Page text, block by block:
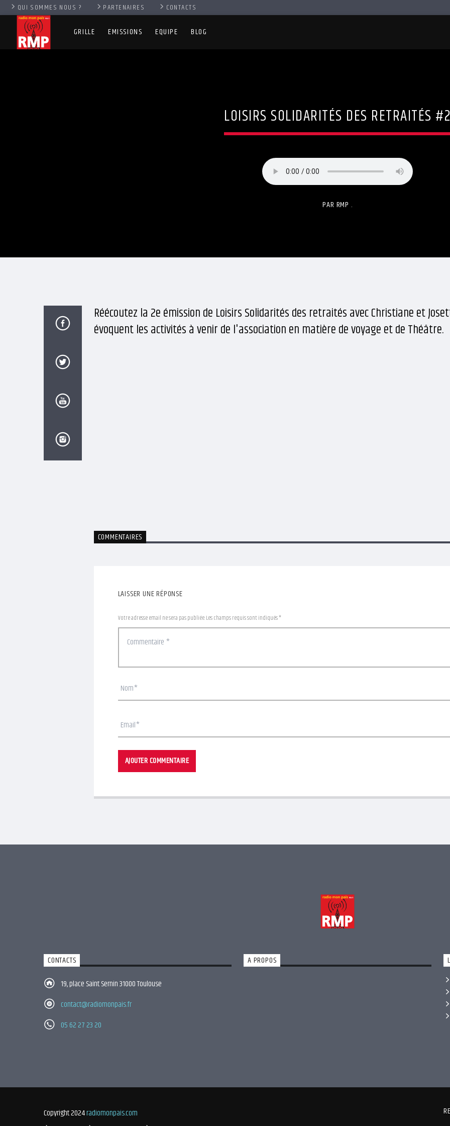
QUI SOMMES NOUS ? PARTENAIRES CONTACTS
GRILLE EMISSIONS EQUIPE BLOG
LOISIRS SOLIDARITÉS DES RETRAITÉS #2
PAR RMP .
Réécoutez la 2e émission de Loisirs Solidarités des retraités avec Christiane et
évoquent les activités à venir de l'association en matière de voyage et de Théâtre.
COMMENTAIRES
LAISSER UNE RÉPONSE
Votre adresse email ne sera pas publiée. Les champs requis sont indiqués *
CONTACTS
19, place Saint Sernin 31000 Toulouse
contact@radiomonpais.fr
05 62 27 23 20
A PROPOS
Copyright 2024radiomonpais.com